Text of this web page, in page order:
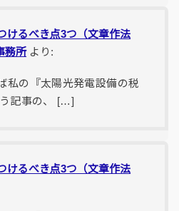
けるべき点3つ（文章作法
務所 より:
私の『太陽光発電設備の税
記事の、 […]
けるべき点3つ（文章作法